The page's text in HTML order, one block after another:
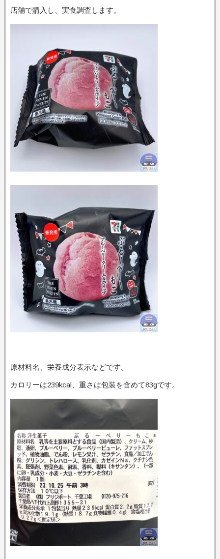
店舗で購入し、実食調査します。
原材料名、栄養成分表示などです。
カロリーは239kcal、重さは包装を含めて83gです。